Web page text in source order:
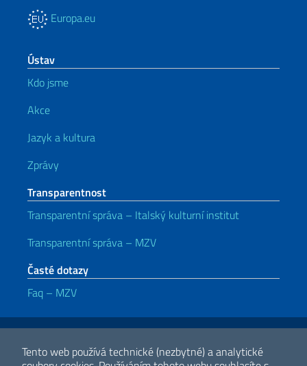
Tento web používá technické (nezbytné) a analytické
Europa.eu
Ústav
Kdo jsme
Akce
Jazyk a kultura
Zprávy
Transparentnost
Transparentní správa – Italský kulturní institut
Transparentní správa – MZV
Časté dotazy
Faq – MZV
Užitečné odkazy